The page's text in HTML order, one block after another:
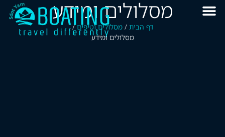
מסלולים ומידע
דף הבית /מסלולים וטיפים/
מסלולים ומידע